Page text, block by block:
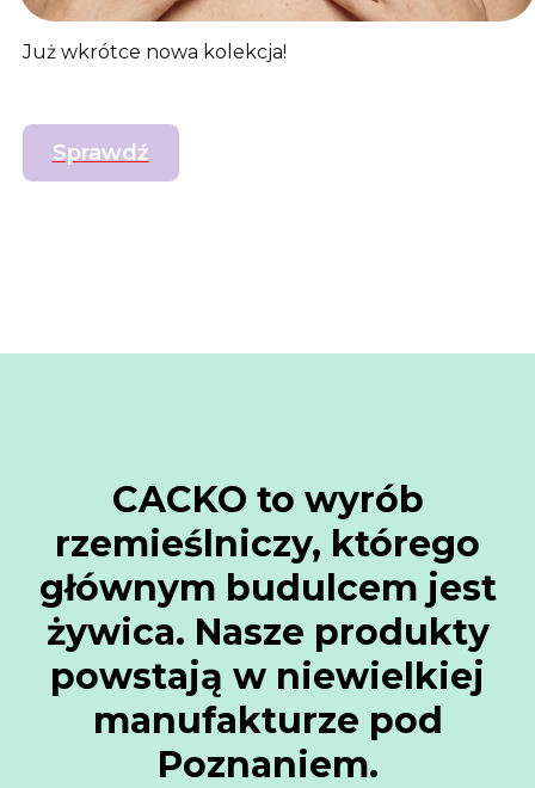
Już wkrótce nowa kolekcja!
Sprawdź
CACKO to wyrób
rzemieślniczy, którego
głównym budulcem jest
żywica. Nasze produkty
powstają w niewielkiej
manufakturze pod
Poznaniem.